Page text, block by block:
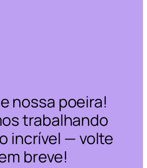
nossa poeira!
trabalhando
incrível — volte
breve!